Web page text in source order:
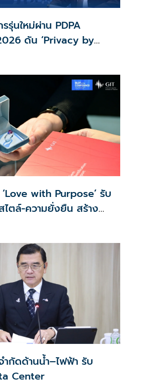
นใหม่ผ่าน PDPA
ดัน ‘Privacy by
with Purpose’ รับ
ตล์-ความยั่งยืน สร้าง
กัดด้านน้ำ–ไฟฟ้า รับ
Center